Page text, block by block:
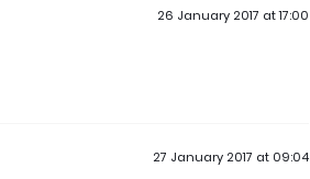
26 January 2017 at 17:00
27 January 2017 at 09:04